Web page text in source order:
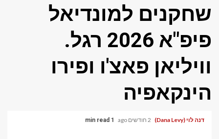
שחקנים למונדיאל
פיפ"א 2026 רגל.
וויליאן פאצ'ו ופירו
הינקאפיה
דנה לוי (Dana Levy) 2 חודשים ago 1 min read